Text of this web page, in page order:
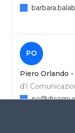
PO
Piero Orlando
d'I